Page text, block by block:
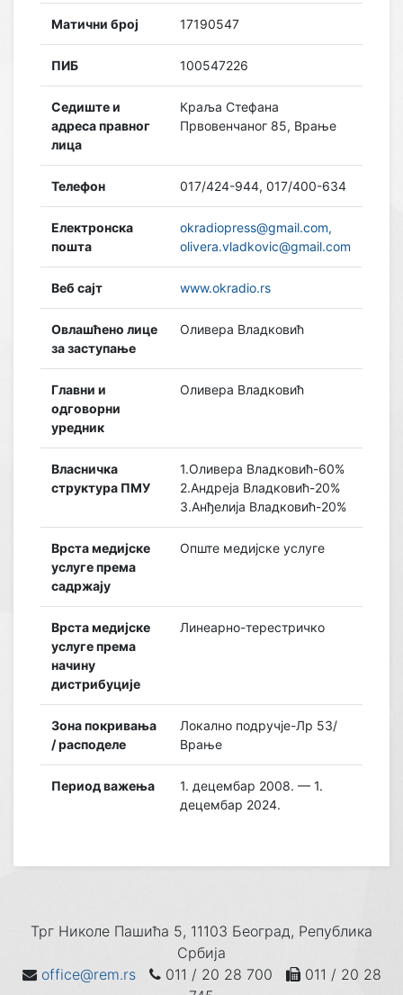
Матични број 17190547
ПИБ 100547226
Седиште и
адреса правног
лица
Краља Стефана
Првовенчаног 85, Врање
Телефон 017/424-944, 017/400-634
Електронска
пошта
okradiopress@gmail.com,
olivera.vladkovic@gmail.com
Веб сајт www.okradio.rs
Овлашћено лице
за заступање
Оливера Владковић
Главни и
одговорни
уредник
Оливера Владковић
Власничка
структура ПМУ
1.Оливера Владковић-60%
2.Андреја Владковић-20%
3.Анђелија Владковић-20%
Врста медијске
услуге према
садржају
Опште медијске услуге
Врста медијске
услуге према
начину
дистрибуције
Линеарно-терестричко
Зона покривања
/ расподеле
Локално подручје-Лр 53/
Врање
Период важења
1. децембар 2008. — 1.
децембар 2024.
Трг Николе Пашића 5, 11103 Београд, Република
Србија
office@rem.rs
011 / 20 28 700
011 / 20 28